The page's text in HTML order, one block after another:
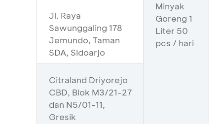
Minyak
Goreng 1
Liter 50
pcs / hari
Jl. Raya
Sawunggaling 178
Jemundo, Taman
SDA, Sidoarjo
Citraland Driyorejo
CBD, Blok M3/21-27
dan N5/01-11,
Gresik